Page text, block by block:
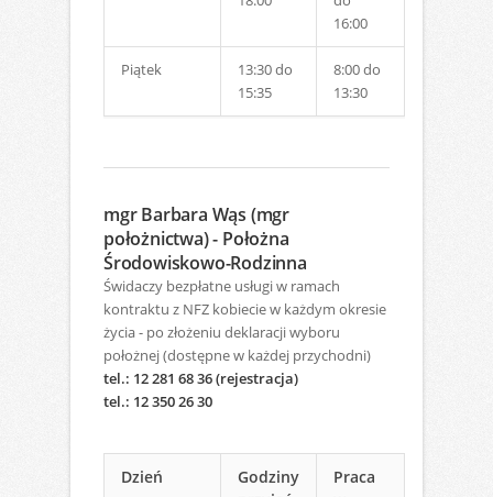
16:00
Piątek
13:30 do
15:35
8:00 do
13:30
mgr Barbara Wąs (mgr
położnictwa) - Położna
Środowiskowo-Rodzinna
Świdaczy bezpłatne usługi w ramach
kontraktu z NFZ kobiecie w każdym okresie
życia - po złożeniu deklaracji wyboru
położnej (dostępne w każdej przychodni)
tel.: 12 281 68 36 (rejestracja)
tel.: 12 350 26 30
Dzień
Godziny
Praca